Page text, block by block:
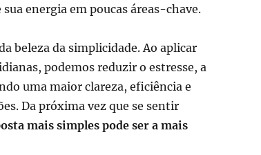
energia em poucas áreas-chave.
beleza da simplicidade. Ao aplicar
podemos reduzir o estresse, a
uma maior clareza, eficiência e
Da próxima vez que se sentir
mais simples pode ser a mais